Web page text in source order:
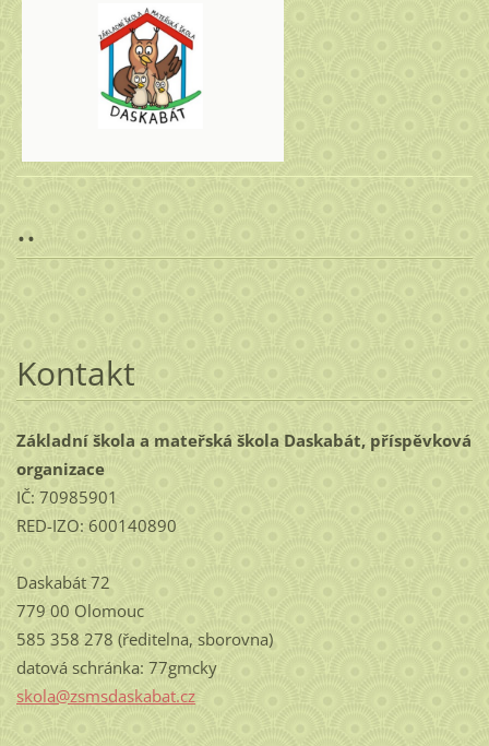
..
Kontakt
Základní škola a mateřská škola Daskabát, příspěvková
organizace
IČ: 70985901
RED-IZO: 600140890
Daskabát 72
779 00 Olomouc
585 358 278 (ředitelna, sborovna)
datová schránka: 77gmcky
skola@zsmsdaskabat.cz